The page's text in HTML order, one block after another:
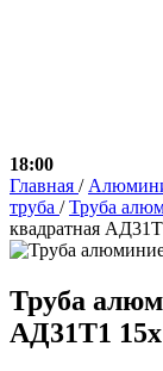
18:00
Главная /
труба / Труба
квадратная
Труба
АД31Т1